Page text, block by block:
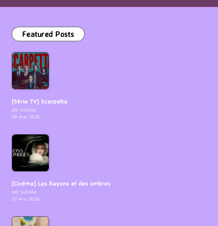
Featured Posts
[Série TV] Scarpetta
par LuCioLe
29 mai 2026
[Cinéma] Les Rayons et des ombres
par LuCioLe
27 mai 2026